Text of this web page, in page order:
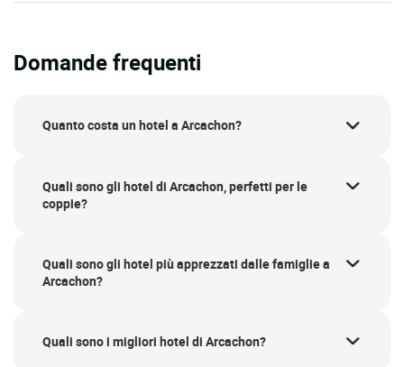
Domande frequenti
Quanto costa un hotel a Arcachon?
Quali sono gli hotel di Arcachon, perfetti per le
coppie?
Quali sono gli hotel più apprezzati dalle famiglie a
Arcachon?
Quali sono i migliori hotel di Arcachon?